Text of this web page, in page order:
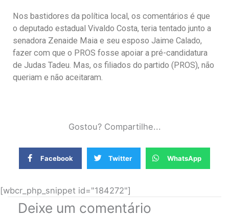
Nos bastidores da política local, os comentários é que
o deputado estadual Vivaldo Costa, teria tentado junto a
senadora Zenaide Maia e seu esposo Jaime Calado,
fazer com que o PROS fosse apoiar a pré-candidatura
de Judas Tadeu. Mas, os filiados do partido (PROS), não
queriam e não aceitaram.
Gostou? Compartilhe...
Facebook Twitter WhatsApp
[wbcr_php_snippet id="184272"]
Deixe um comentário